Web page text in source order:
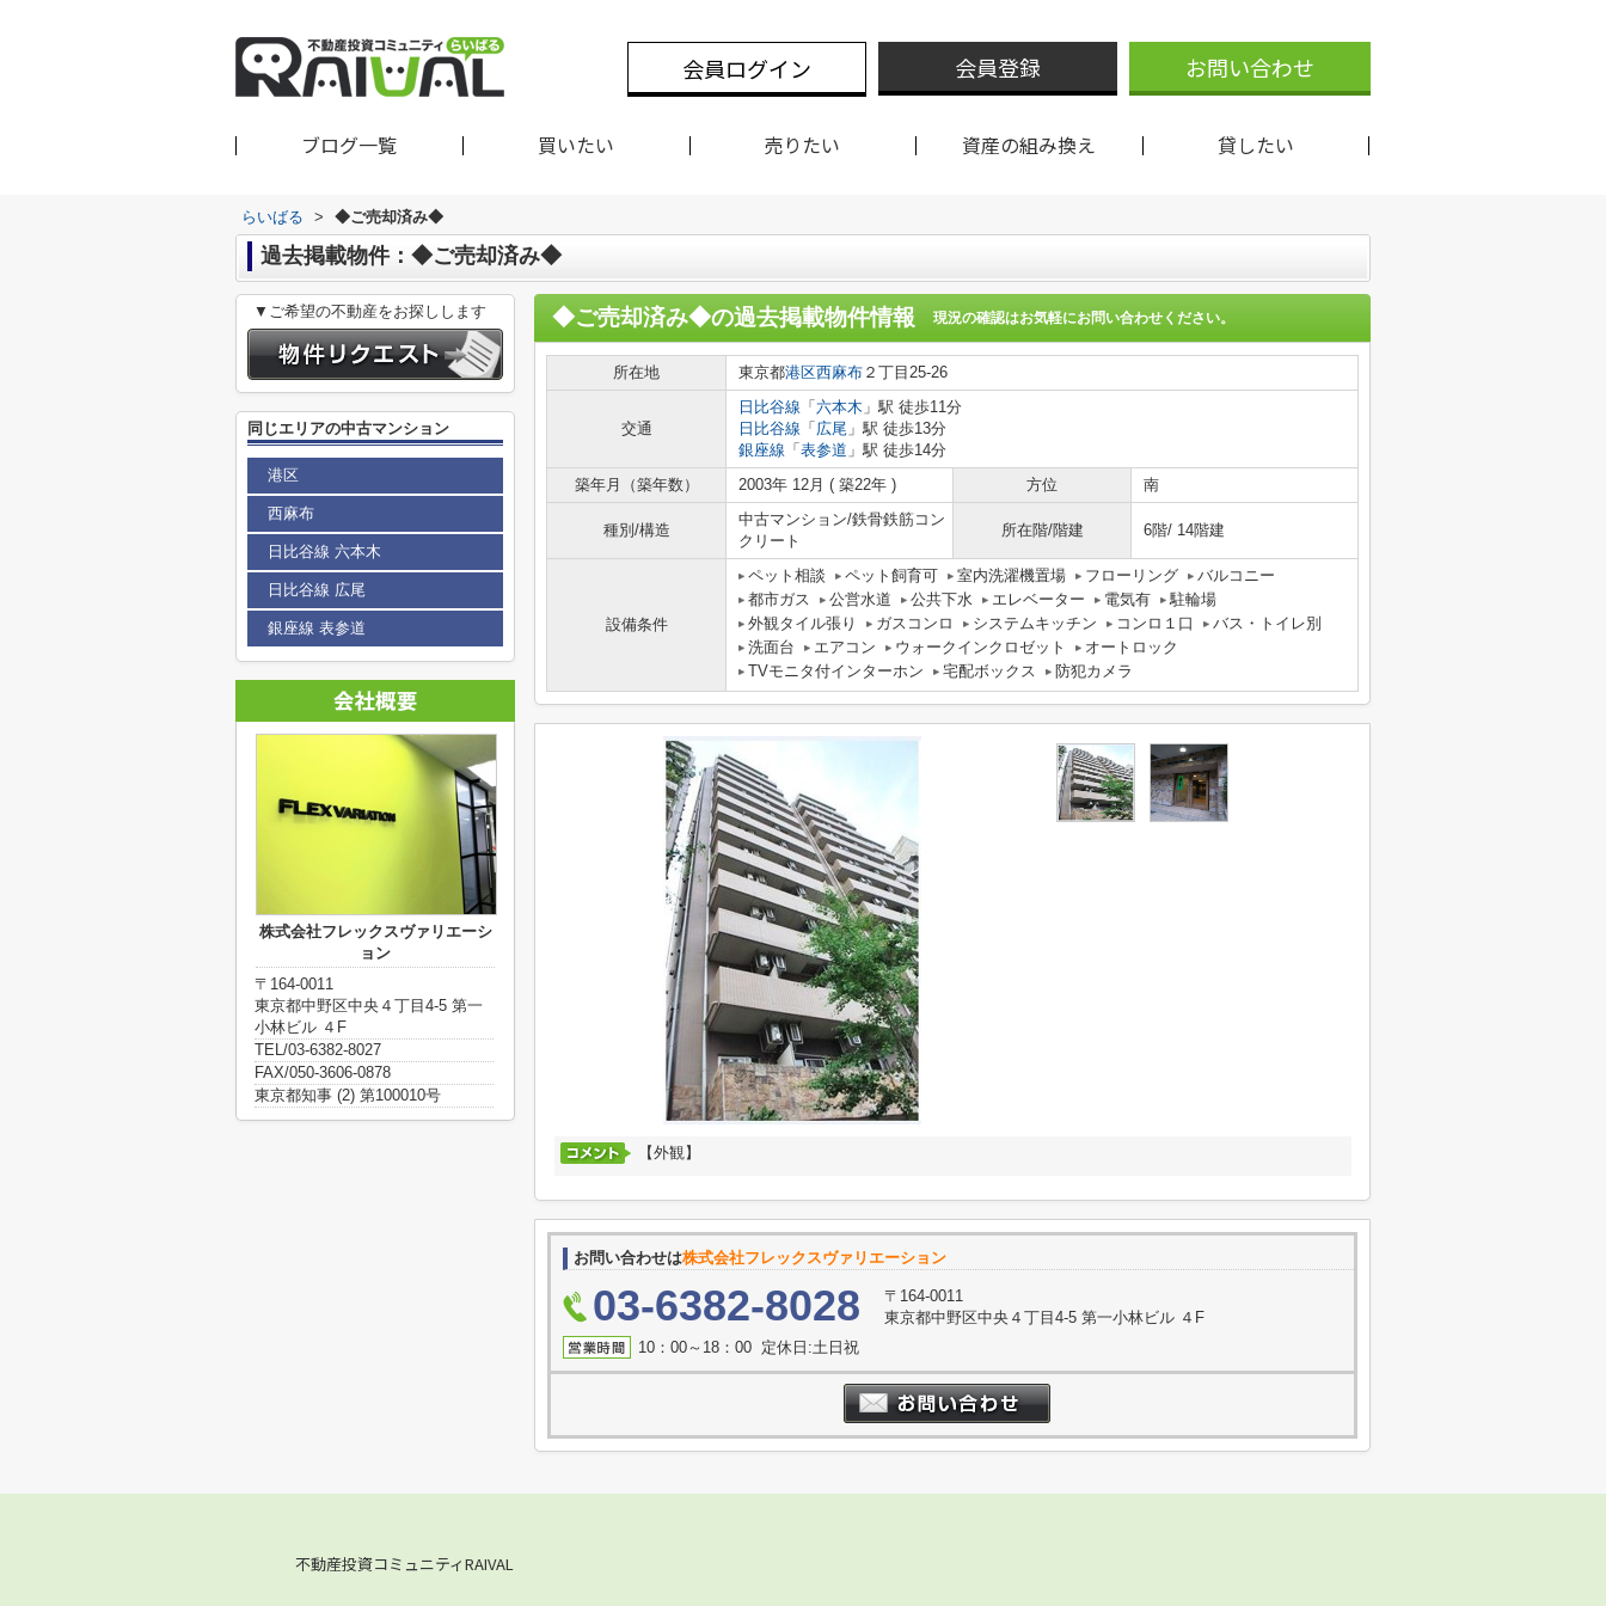
会員ログイン 会員登録 お問い合わせ
ブログ一覧 買いたい 売りたい 資産の組み換え 貸したい
らいばる > ◆ご売却済み◆
過去掲載物件：◆ご売却済み◆
◆ご売却済み◆の過去掲載物件情報 現況の確認はお気軽にお問い合わせください。
所在地 東京都港区西麻布 ２丁目25-26
交通
日比谷線 「 六本木 」駅 徒歩11分
日比谷線 「 広尾 」駅 徒歩13分
銀座線 「 表参道 」駅 徒歩14分
築年月（築年数）
2003年 12月 ( 築22年 ) 方位 南
種別/構造
中古マンション/鉄骨鉄筋コン
クリート
所在階/階建 6階/ 14階建
設備条件
ペット相談 ペット飼育可 室内洗濯機置場 フローリング
バルコニー
都市ガス
公営水道 公共下水 エレベーター 電気有
駐輪場
外観タイル張り
ガスコンロ システムキッチン コンロ１口
バス・トイレ別
洗面台
エアコン ウォークインクロゼット
オートロック
TVモニタ付インターホン
宅配ボックス 防犯カメラ
【外観】
お問い合わせは株式会社フレックスヴァリエーション
03-6382-8028
〒164-0011
東京都中野区中央４丁目4-5 第一小林ビル ４F
10：00～18：00 定休日:土日祝
▼ご希望の不動産をお探しします
同じエリアの中古マンション
港区
西麻布
日比谷線 六本木
日比谷線 広尾
銀座線 表参道
株式会社フレックスヴァリエーシ
ョン
〒164-0011
東京都中野区中央４丁目4-5 第一
小林ビル ４F
TEL/03-6382-8027
FAX/050-3606-0878
東京都知事 (2) 第100010号
不動産投資コミュニティRAIVAL